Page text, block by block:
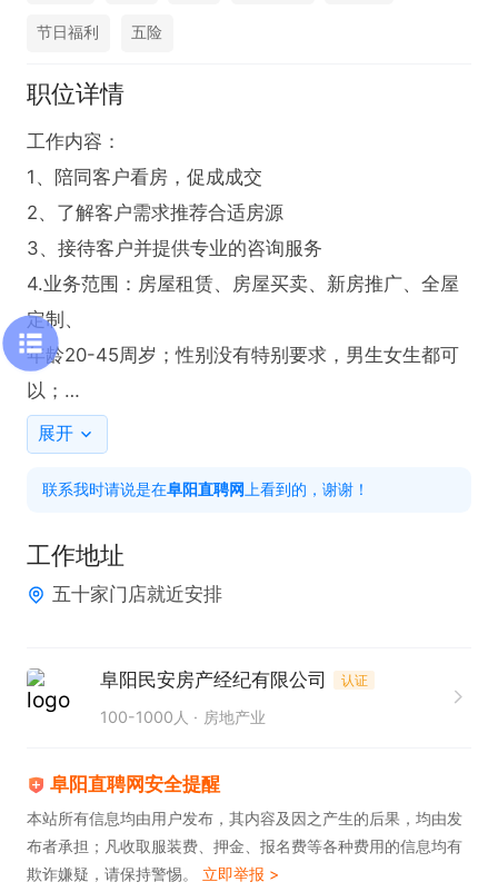
节日福利 五险
职位详情
工作内容：
1、陪同客户看房，促成成交
2、了解客户需求推荐合适房源
3、接待客户并提供专业的咨询服务
4.业务范围：房屋租赁、房屋买卖、新房推广、全屋
定制、
年龄20-45周岁；性别没有特别要求，男生女生都可
以；
工资每月12号按时发放，绝不拖欠一分钱；
一带教 快速上手
周一至周六早8:30-12:00；晚14:30-19:00；
时间自由可接送小孩 阜阳多个门店 工作地点可就近
【晋升通道】
初级经纪人~高级经纪人~储备店经理~店经理~区域
有意者直接投递简历或电话联系
展开
联系我时请说是在阜阳直聘网 上看到的，谢谢！
工作地址
五十家门店就近安排
阜阳民安房产经纪有限公司 认证
100-1000人 房地产业
阜阳直聘网安全提醒
本站所有信息均由用户发布，其内容及因之产生的后果，均由发
布者承担；凡收取服装费、押金、报名费等各种费用的信息均有
欺诈嫌疑，请保持警惕。 立即举报 >